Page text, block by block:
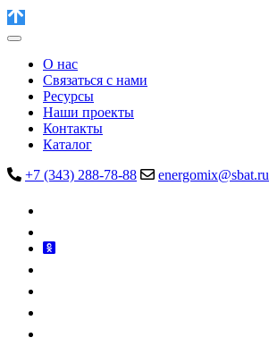
О нас
Связаться с нами
Ресурсы
Наши проекты
Контакты
Каталог
+7 (343) 288-78-88
energomix@sbat.ru